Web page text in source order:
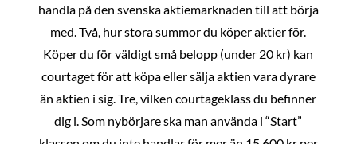
handla på den svenska aktiemarknaden till att börja
med. Två, hur stora summor du köper aktier för.
Köper du för väldigt små belopp (under 20 kr) kan
courtaget för att köpa eller sälja aktien vara dyrare
än aktien i sig. Tre, vilken courtageklass du befinner
dig i. Som nybörjare ska man använda i “Start”